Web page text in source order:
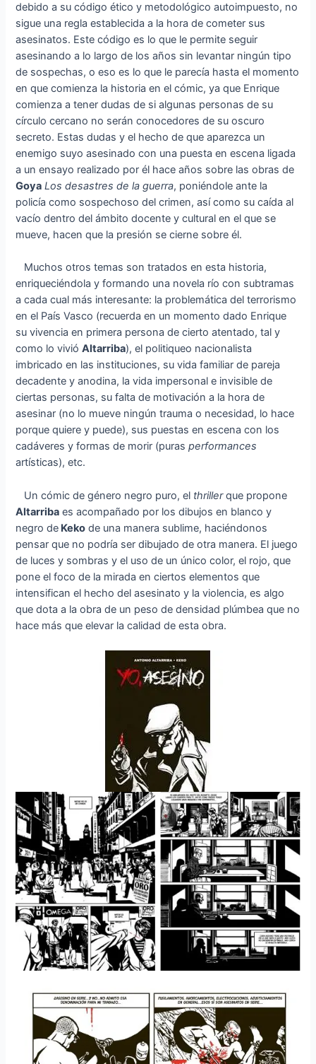
debido a su código ético y metodológico autoimpuesto, no
sigue una regla establecida a la hora de cometer sus
asesinatos. Este código es lo que le permite seguir
asesinando a lo largo de los años sin levantar ningún tipo
de sospechas, o eso es lo que le parecía hasta el momento
en que comienza la historia en el cómic, ya que Enrique
comienza a tener dudas de si algunas personas de su
círculo cercano no serán conocedores de su oscuro
secreto. Estas dudas y el hecho de que aparezca un
enemigo suyo asesinado con una puesta en escena ligada
a un ensayo realizado por él hace años sobre las obras de
Goya Los desastres de la guerra, poniéndole ante la
policía como sospechoso del crimen, así como su caída al
vacío dentro del ámbito docente y cultural en el que se
mueve, hacen que la presión se cierne sobre él.
Muchos otros temas son tratados en esta historia,
enriqueciéndola y formando una novela río con subtramas
a cada cual más interesante: la problemática del terrorismo
en el País Vasco (recuerda en un momento dado Enrique
su vivencia en primera persona de cierto atentado, tal y
como lo vivióAltarriba), el politiqueo nacionalista
imbricado en las instituciones, su vida familiar de pareja
decadente y anodina, la vida impersonal e invisible de
ciertas personas, su falta de motivación a la hora de
asesinar (no lo mueve ningún trauma o necesidad, lo hace
porque quiere y puede), sus puestas en escena con los
cadáveres y formas de morir (purasperformances
artísticas), etc.
Un cómic de género negro puro, el thrillerque propone
Altarriba es acompañado por los dibujos en blanco y
negro de Keko de una manera sublime, haciéndonos
pensar que no podría ser dibujado de otra manera. El juego
de luces y sombras y el uso de un único color, el rojo, que
pone el foco de la mirada en ciertos elementos que
intensifican el hecho del asesinato y la violencia, es algo
que dota a la obra de un peso de densidad plúmbea que no
hace más que elevar la calidad de esta obra.